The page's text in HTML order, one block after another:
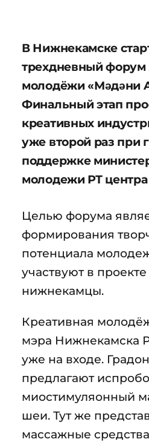
В Нижнекамске
трехдневный форум
молодёжи «Мәдәни
Финальный этап
креативных
уже второй раз при
поддержке
молодежи РТ центра
Целью форума
формирования
потенциала
участвуют в
нижнекамцы.
Креативная
мэра Нижнекамска
уже на входе.
предлагают
миостимуляонный
шеи. Тут же
массажные